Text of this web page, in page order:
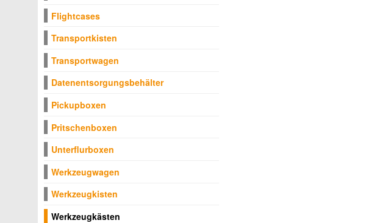
Flightcases
Transportkisten
Transportwagen
Datenentsorgungsbehälter
Pickupboxen
Pritschenboxen
Unterflurboxen
Werkzeugwagen
Werkzeugkisten
Werkzeugkästen